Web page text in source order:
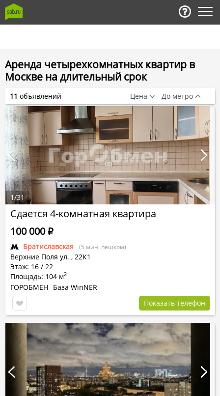
Аренда четырехкомнатных квартир в
Москве на длительный срок
Сдается 4-комнатная квартира
Братиславская (5 мин. пешком)
Верхние Поля ул. , 22К1
Этаж: 16 / 22
Площадь: 104 м2
100 000Р
ГОРОБМЕН
База WinNER
Показать телефон
1/31
11 объявлений Цена До метро